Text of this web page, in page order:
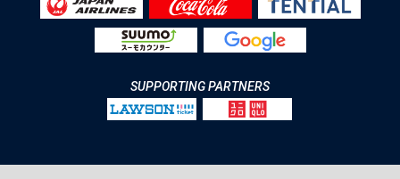
SUPPORTING PARTNERS